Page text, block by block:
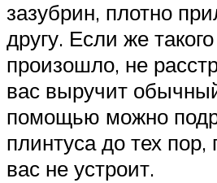
зазубрин, плотно
другу. Если же
произошло, не
вас выручит
помощью можно
плинтуса до тех пор,
вас не устроит.